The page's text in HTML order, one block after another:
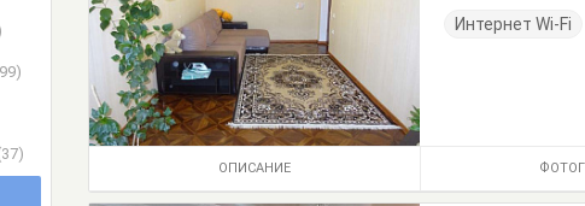
Интернет Wi-Fi
ОПИСАНИЕ